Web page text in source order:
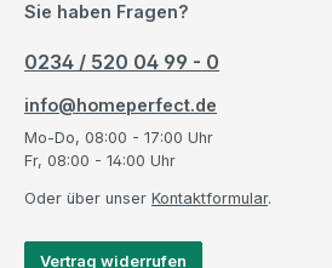
Sie haben Fragen?
0234 / 520 04 99 - 0
info@homeperfect.de
Mo-Do, 08:00 - 17:00 Uhr
Fr, 08:00 - 14:00 Uhr
Oder über unser Kontaktformular.
Vertrag widerrufen